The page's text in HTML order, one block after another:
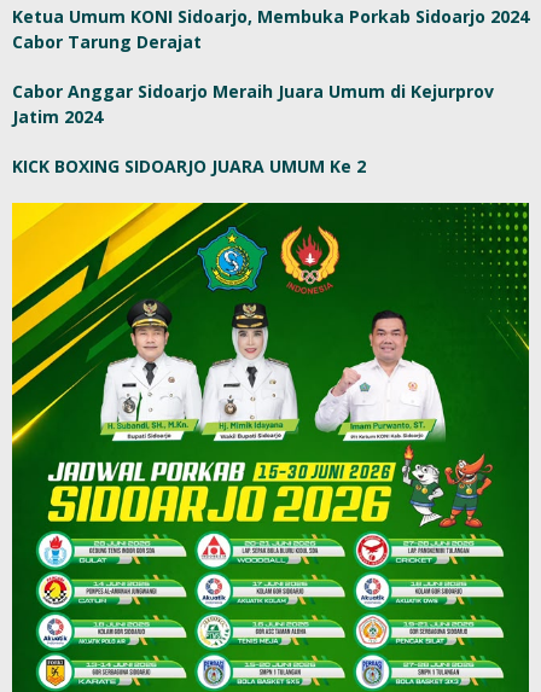
Ketua Umum KONI Sidoarjo, Membuka Porkab Sidoarjo 2024
Cabor Tarung Derajat
Cabor Anggar Sidoarjo Meraih Juara Umum di Kejurprov
Jatim 2024
KICK BOXING SIDOARJO JUARA UMUM Ke 2